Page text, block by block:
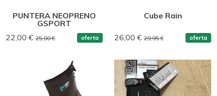
PUNTERA NEOPRENO
GSPORT
22,00 € 25,00 € oferta
Cube Rain
26,00 € 29,95 € oferta